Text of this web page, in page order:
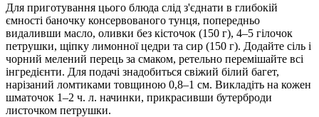
Для приготування цього блюда слід з'єднати в глибокій
ємності баночку консервованого тунця, попередньо
видаливши масло, оливки без кісточок (150 г), 4–5 гілочок
петрушки, щіпку лимонної цедри та сир (150 г). Додайте сіль і
чорний мелений перець за смаком, ретельно перемішайте всі
інгредієнти. Для подачі знадобиться свіжий білий багет,
нарізаний ломтиками товщиною 0,8–1 см. Викладіть на кожен
шматочок 1–2 ч. л. начинки, прикрасивши бутерброди
листочком петрушки.